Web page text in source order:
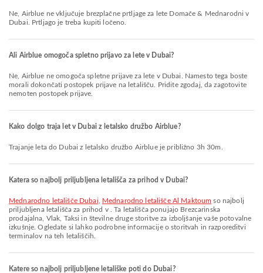
Ne, Airblue ne vključuje brezplačne prtljage za lete Domače & Mednarodni v
Dubai. Prtljago je treba kupiti ločeno.
Ali Airblue omogoča spletno prijavo za lete v Dubai?
Ne, Airblue ne omogoča spletne prijave za lete v Dubai. Namesto tega boste
morali dokončati postopek prijave na letališču. Pridite zgodaj, da zagotovite
nemoten postopek prijave.
Kako dolgo traja let v Dubai z letalsko družbo Airblue?
Trajanje leta do Dubai z letalsko družbo Airblue je približno 3h 30m.
Katera so najbolj priljubljena letališča za prihod v Dubai?
Mednarodno letališče Dubai Mednarodno letališče Al Maktoum so najbolj
priljubljena letališča za prihod v . Ta letališča ponujajo Brezcarinska
prodajalna, Vlak, Taksi in številne druge storitve za izboljšanje vaše potovalne
izkušnje. Ogledate si lahko podrobne informacije o storitvah in razporeditvi
terminalov na teh letališčih.
Katere so najbolj priljubljene letališke poti do Dubai?